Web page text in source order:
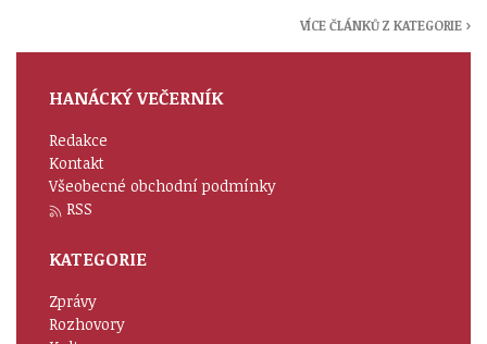
VÍCE ČLÁNKŮ Z KATEGORIE ›
HANÁCKÝ VEČERNÍK
Redakce
Kontakt
Všeobecné obchodní podmínky
RSS
KATEGORIE
Zprávy
Rozhovory